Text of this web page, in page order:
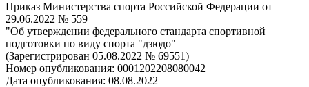
Приказ Министерства спорта Российской Федерации от
29.06.2022 № 559
"Об утверждении федерального стандарта спортивной
подготовки по виду спорта "дзюдо"
(Зарегистрирован 05.08.2022 № 69551)
Номер опубликования: 0001202208080042
Дата опубликования: 08.08.2022